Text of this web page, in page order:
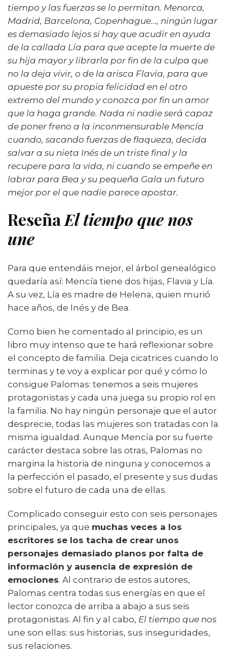
tiempo y las fuerzas se lo permitan. Menorca,
Madrid, Barcelona, Copenhague…, ningún lugar
es demasiado lejos si hay que acudir en ayuda
de la callada Lía para que acepte la muerte de
su hija mayor y librarla por fin de la culpa que
no la deja vivir, o de la arisca Flavia, para que
apueste por su propia felicidad en el otro
extremo del mundo y conozca por fin un amor
que la haga grande. Nada ni nadie será capaz
de poner freno a la inconmensurable Mencía
cuando, sacando fuerzas de flaqueza, decida
salvar a su nieta Inés de un triste final y la
recupere para la vida, ni cuando se empeñe en
labrar para Bea y su pequeña Gala un futuro
mejor por el que nadie parece apostar.
Reseña El tiempo que nos
une
Para que entendáis mejor, el árbol genealógico
quedaría así: Mencía tiene dos hijas, Flavia y Lía.
A su vez, Lía es madre de Helena, quien murió
hace años, de Inés y de Bea.
Como bien he comentado al principio, es un
libro muy intenso que te hará reflexionar sobre
el concepto de familia. Deja cicatrices cuando lo
terminas y te voy a explicar por qué y cómo lo
consigue Palomas: tenemos a seis mujeres
protagonistas y cada una juega su propio rol en
la familia. No hay ningún personaje que el autor
desprecie, todas las mujeres son tratadas con la
misma igualdad. Aunque Mencía por su fuerte
carácter destaca sobre las otras, Palomas no
margina la historia de ninguna y conocemos a
la perfección el pasado, el presente y sus dudas
sobre el futuro de cada una de ellas.
Complicado conseguir esto con seis personajes
principales, ya que muchas veces a los
escritores se los tacha de crear unos
personajes demasiado planos por falta de
información y ausencia de expresión de
emociones. Al contrario de estos autores,
Palomas centra todas sus energías en que el
lector conozca de arriba a abajo a sus seis
protagonistas. Al fin y al cabo, El tiempo que nos
une son ellas: sus historias, sus inseguridades,
sus relaciones.